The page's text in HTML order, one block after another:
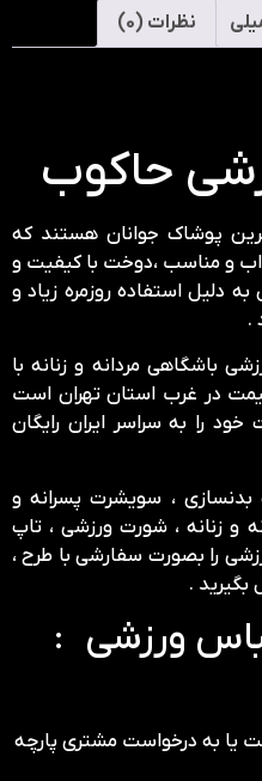
نظرات (0)
حاکوب
پوشاک جوانان هستند که
و مناسب ،دوخت با کیفیت و
دلیل استفاده روزمره زیاد و
.
باشگاهی مردانه و زنانه با
در غرب استان تهران است
را به سراسر ایران رایگان
بدنسازی ، سویشرت پسرانه و
و زنانه ، شورت ورزشی ، تاپ
را بصورت سفارشی با طرح ،
بگیرید .
ورزشی :
یا به درخواست مشتری پارچه